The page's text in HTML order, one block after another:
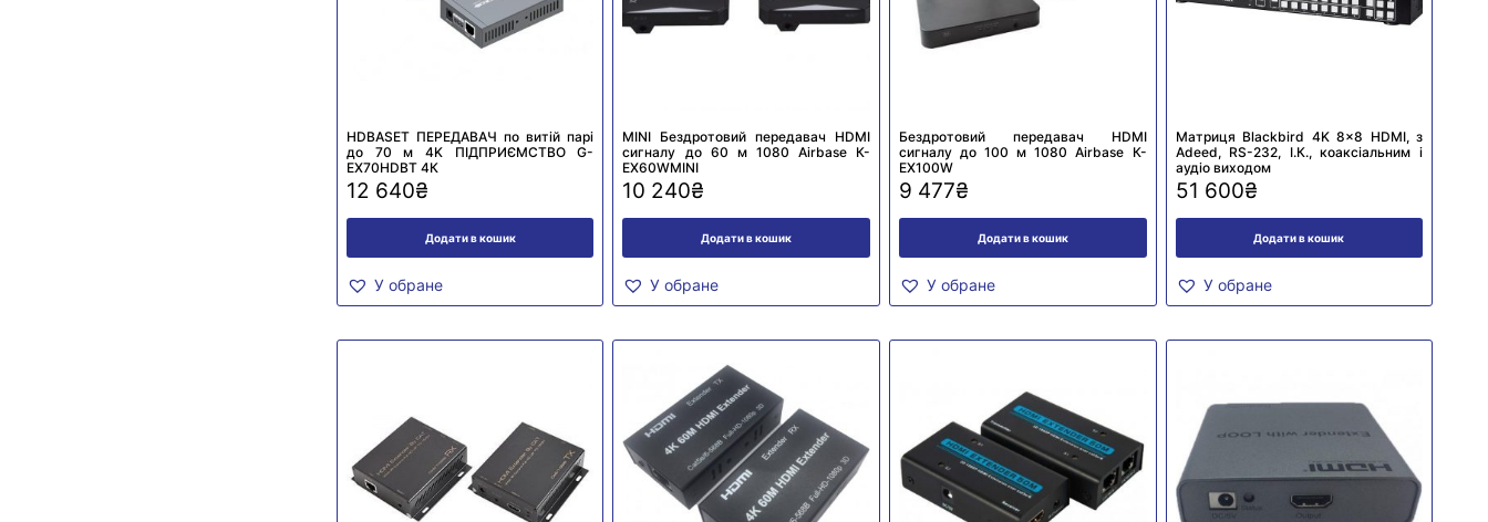
HDBASET ПЕРЕДАВАЧ по витій парі
до 70 м 4K ПІДПРИЄМСТВО G-
EX70HDBT 4К
12 640₴
Додати в кошик
У обране
MINI Бездротовий передавач HDMI
сигналу до 60 м 1080 Airbase К-
EX60WMINI
10 240₴
Додати в кошик
У обране
Бездротовий передавач HDMI
сигналу до 100 м 1080 Airbase К-
EX100W
9 477₴
Додати в кошик
У обране
Матриця Blackbird 4K 8×8 HDMI, з
Adeed, RS-232, І.К., коаксіальним і
аудіо виходом
51 600₴
Додати в кошик
У обране